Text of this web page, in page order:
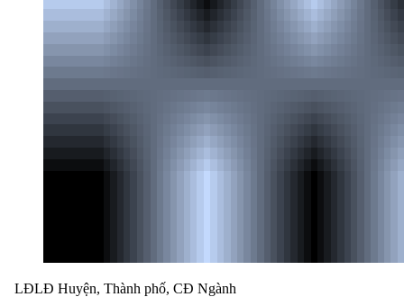
LĐLĐ Huyện, Thành phố, CĐ Ngành